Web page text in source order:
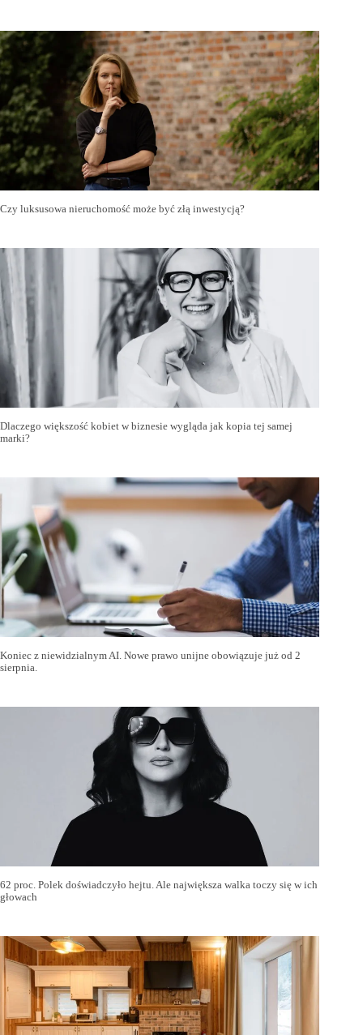
Czy luksusowa nieruchomość może być złą inwestycją?
Dlaczego większość kobiet w biznesie wygląda jak kopia tej samej
marki?
Koniec z niewidzialnym AI. Nowe prawo unijne obowiązuje już od 2
sierpnia.
62 proc. Polek doświadczyło hejtu. Ale największa walka toczy się w ich
głowach